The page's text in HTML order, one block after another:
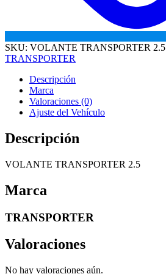
SKU: VOLANTE TRANSPORTER 2.5
TRANSPORTER
Descripción
Marca
Valoraciones (0)
Ajuste del Vehículo
Descripción
VOLANTE TRANSPORTER 2.5
Marca
TRANSPORTER
Valoraciones
No hay valoraciones aún.